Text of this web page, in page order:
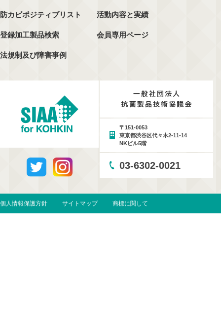
防カビポジティブリスト
登録加工製品検索
法規制及び障害事例
活動内容と実績
会員専用ページ
〒151-0053
東京都渋谷区代々木2-11-14
NKビル5階
03-6302-0021
個人情報保護方針 サイトマップ 商標に関して